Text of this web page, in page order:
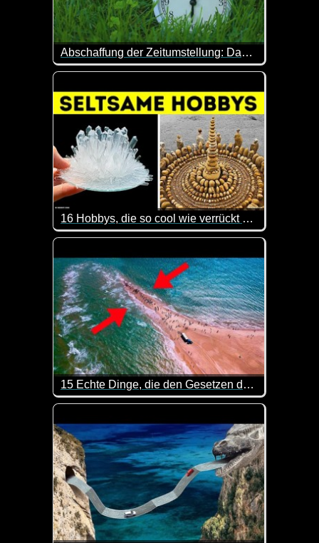
Abschaffung der Zeitumstellung: Das ist der aktuelle Stand
Nachdem die Zeitumstellung mal wieder
16 Hobbys, die so cool wie verrückt sind
Hast du schon mal was von Extrem-Bügeln
15 Echte Dinge, die den Gesetzen der Physik trotzen!
Hier kannst du mal wieder was lernen. Sehr